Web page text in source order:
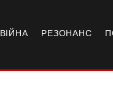
ВІЙНА РЕЗОНАНС